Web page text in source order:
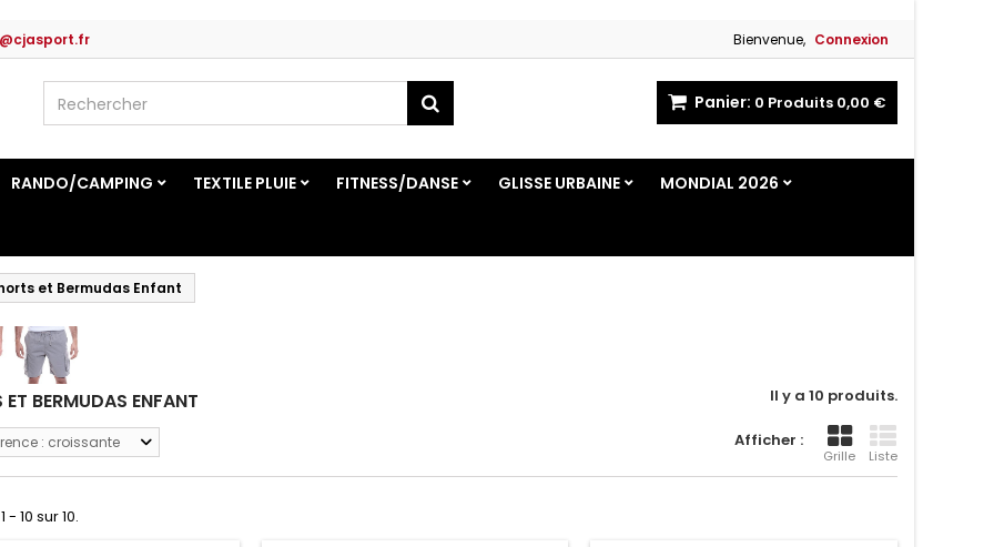
Bienvenue, Connexion
Panier: 0 Produits 0,00 €
RANDO/CAMPING TEXTILE PLUIE FITNESS/DANSE GLISSE URBAINE MONDIAL 2026
et Bermudas Enfant
ET BERMUDAS ENFANT Il y a 10 produits.
Afficher :
Grille Liste
: croissante
- 10 sur 10.